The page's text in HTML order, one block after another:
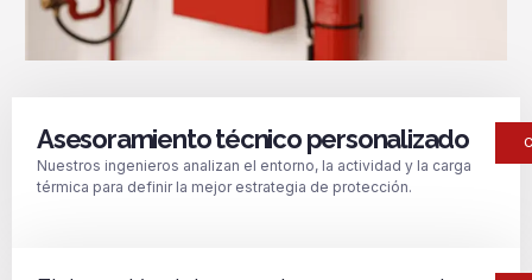
Asesoramiento técnico personalizado
Nuestros ingenieros analizan el entorno, la actividad y la carga
térmica para definir la mejor estrategia de protección.